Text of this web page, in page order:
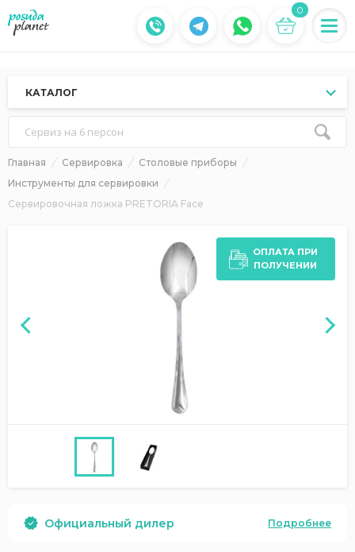
0
КАТАЛОГ
Сервиз на 6 персон
Главная Сервировка
Столовые приборы
Инструменты для сервировки
Сервировочная ложка PRETORIA Face
ОПЛАТА ПРИ
ПОЛУЧЕНИИ
Официальный дилер Подробнее